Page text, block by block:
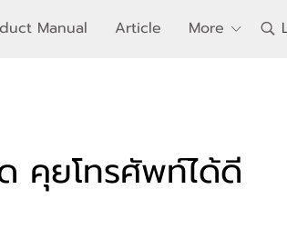
Manual Article More
คุยโทรศัพท์ได้ดี